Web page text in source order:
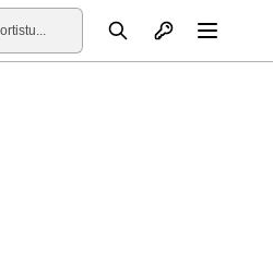
Otvori profil